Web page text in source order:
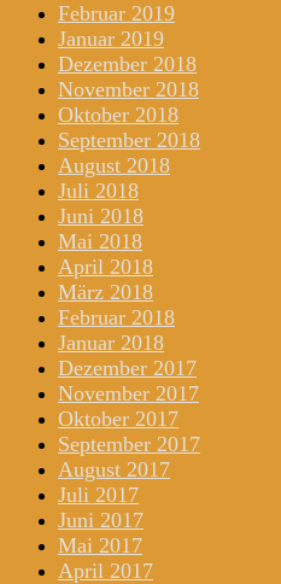
Februar 2019
Januar 2019
Dezember 2018
November 2018
Oktober 2018
September 2018
August 2018
Juli 2018
Juni 2018
Mai 2018
April 2018
März 2018
Februar 2018
Januar 2018
Dezember 2017
November 2017
Oktober 2017
September 2017
August 2017
Juli 2017
Juni 2017
Mai 2017
April 2017